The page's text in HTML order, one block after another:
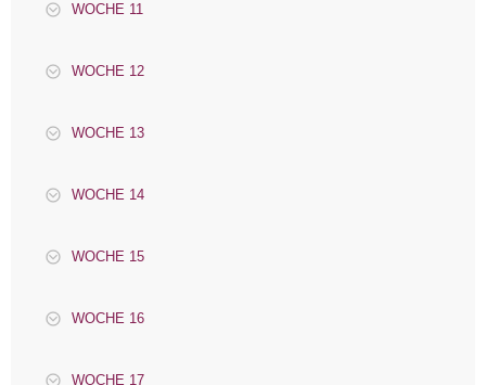
WOCHE 11
WOCHE 12
WOCHE 13
WOCHE 14
WOCHE 15
WOCHE 16
WOCHE 17